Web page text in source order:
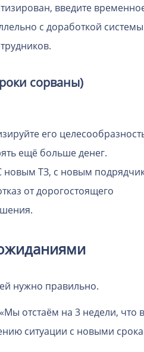
введите
с доработкой
сорваны)
его
ещё больше денег.
новым ТЗ, с новым
от дорогостоящего
нужно правильно.
отстаём на 3 недели, что
ситуации с новыми